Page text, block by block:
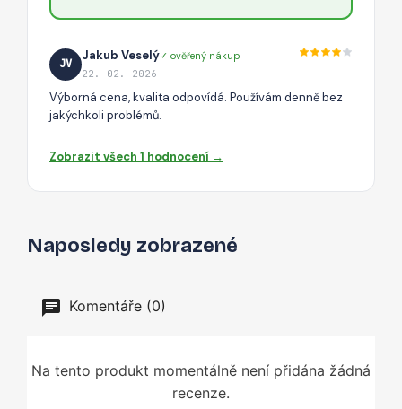
JV
Jakub Veselý✓ ověřený nákup
22. 02. 2026
Výborná cena, kvalita odpovídá. Používám denně bez
jakýchkoli problémů.
Zobrazit všech 1 hodnocení →
Naposledy zobrazené
Komentáře (0)
Na tento produkt momentálně není přidána žádná
recenze.